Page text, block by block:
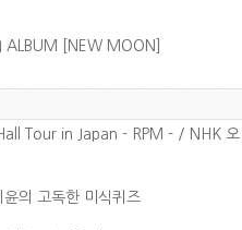
ALBUM [NEW MOON]
Tour in Japan - RPM - / NHK 오
의 고독한 미식퀴즈